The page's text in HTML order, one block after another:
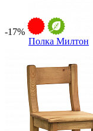
Полка Милтон
Спальня
Деревянные
Кровати
Кровати
Кровати
-17%